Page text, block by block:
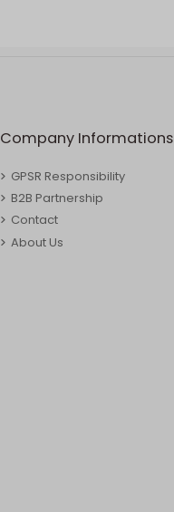
Company Informations
GPSR Responsibility
B2B Partnership
Contact
About Us